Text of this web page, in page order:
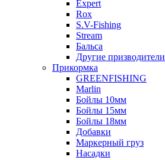
Expert
Rox
S.V-Fishing
Stream
Бальса
Другие призводители
Прикормка
GREENFISHING
Marlin
Бойлы 10мм
Бойлы 15мм
Бойлы 18мм
Добавки
Маркерный груз
Насадки